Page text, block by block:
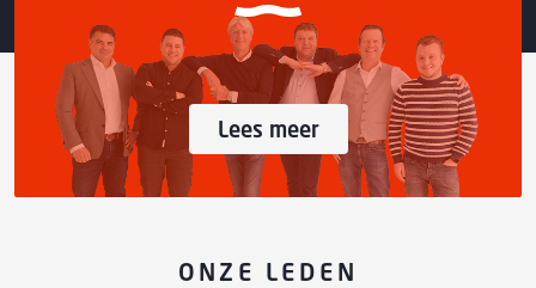
Lees meer
ONZE LEDEN